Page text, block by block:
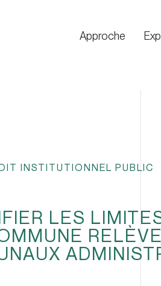
Approche
INSTITUTIONNEL PUBLIC
LES